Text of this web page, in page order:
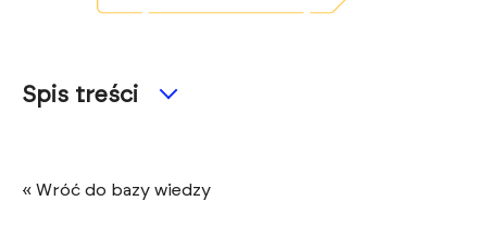
Spis treści
« Wróć do bazy wiedzy